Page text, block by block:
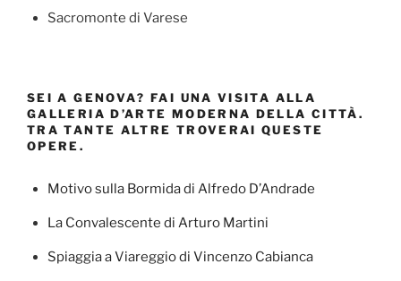
Sacromonte di Varese
SEI A GENOVA? FAI UNA VISITA ALLA
GALLERIA D’ARTE MODERNA DELLA CITTÀ.
TRA TANTE ALTRE TROVERAI QUESTE
OPERE.
Motivo sulla Bormida di Alfredo D’Andrade
La Convalescente di Arturo Martini
Spiaggia a Viareggio di Vincenzo Cabianca